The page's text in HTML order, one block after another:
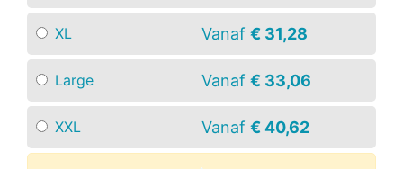
XL Vanaf € 31,28
Large Vanaf € 33,06
XXL Vanaf € 40,62